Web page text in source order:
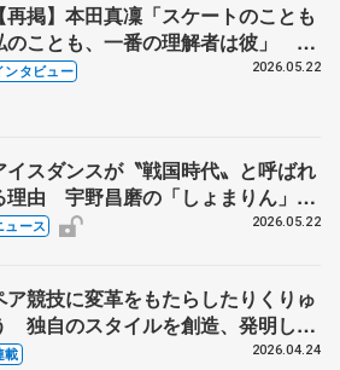
【再掲】本田真凜「スケートのことも
のことも、一番の理解者は彼」 引
時の単独インタビューで語った競技
ンタビュー 2026.05.22
イスダンスが〝戦国時代〟と呼ばれ
理由 宇野昌磨の「しょまりん」ら
力者が相次いで参戦 国内の競争激
ュース 2026.05.22
ア競技に変革をもたらしたりくりゅ
独自のスタイルを創造、発明した
引退発表後②】
載 2026.04.24